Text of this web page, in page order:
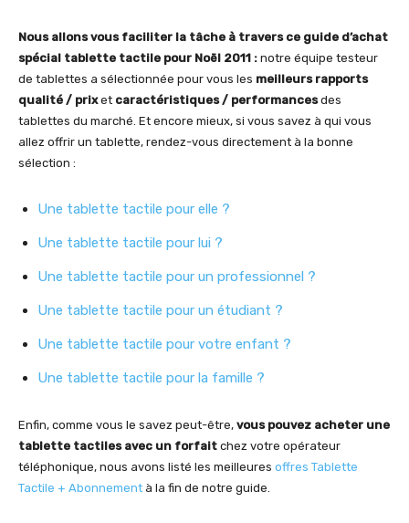
Nous allons vous faciliter la tâche à travers ce guide d’achat
spécial tablette tactile pour Noël 2011 : notre équipe testeur
de tablettes a sélectionnée pour vous les meilleurs rapports
qualité / prixet caractéristiques / performancesdes
tablettes du marché. Et encore mieux, si vous savez à qui vous
allez offrir un tablette, rendez-vous directement à la bonne
sélection :
Une tablette tactile pour elle ?
Une tablette tactile pour lui ?
Une tablette tactile pour un professionnel ?
Une tablette tactile pour un étudiant ?
Une tablette tactile pour votre enfant ?
Une tablette tactile pour la famille ?
Enfin, comme vous le savez peut-être, vous pouvez acheter une
tablette tactiles avec un forfait chez votre opérateur
téléphonique, nous avons listé les meilleures offres Tablette
Tactile + Abonnement à la fin de notre guide.